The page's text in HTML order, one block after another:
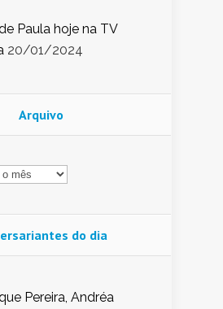
Paula hoje na TV
20/01/2024
Arquivo
do dia
Pereira, Andréa